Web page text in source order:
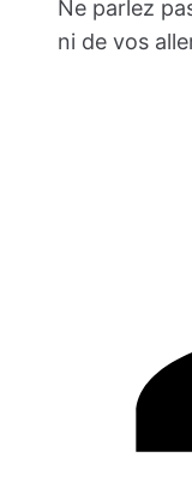
Ne parlez
ni de vos